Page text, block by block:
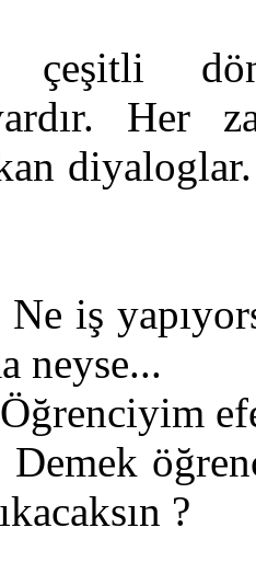
çeşitli
Her
Ne iş
neyse...
Demek
?